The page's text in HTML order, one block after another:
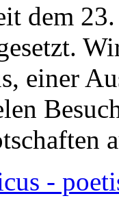
dem
einer
-